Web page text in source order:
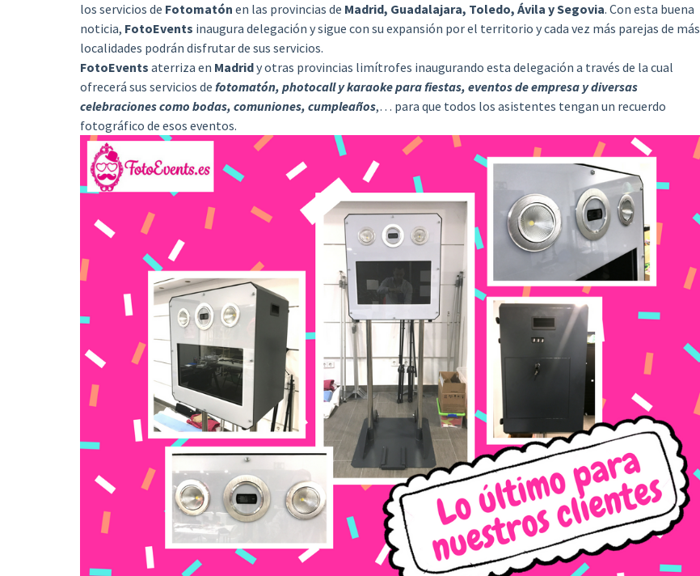
los servicios de Fotomatón en las provincias de Madrid, Guadalajara, Toledo, Ávila y Segovia. Con esta buena
noticia, FotoEvents inaugura delegación y sigue con su expansión por el territorio y cada vez más parejas de más
localidades podrán disfrutar de sus servicios.
FotoEvents aterriza en Madridy otras provincias limítrofes inaugurando esta delegación a través de la cual
ofrecerá sus servicios de fotomatón, photocall y karaoke para fiestas, eventos de empresa y diversas
celebraciones como bodas, comuniones, cumpleaños,… para que todos los asistentes tengan un recuerdo
fotográfico de esos eventos.